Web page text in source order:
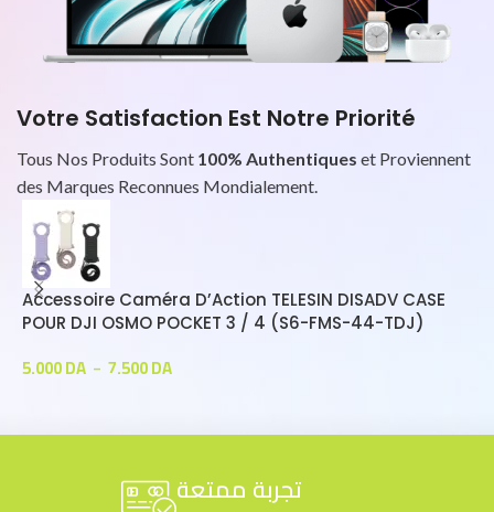
Votre Satisfaction Est Notre Priorité
Tous Nos Produits Sont 100% Authentiques et Proviennent
des Marques Reconnues Mondialement.
Accessoire Caméra D’Action TELESIN DISADV CASE
POUR DJI OSMO POCKET 3 / 4 (S6-FMS-44-TDJ)
5.000DA – 7.500DA
تجربة ممتعة